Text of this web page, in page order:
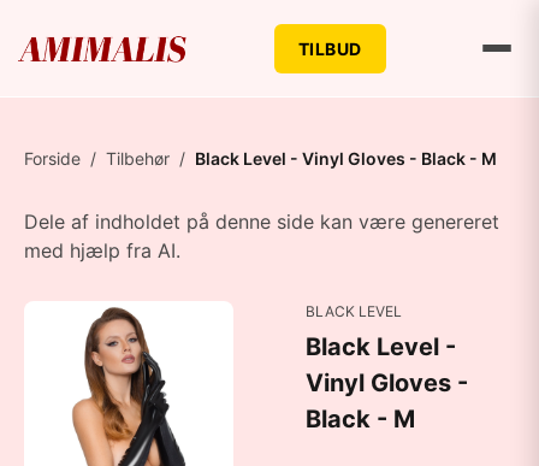
TILBUD
Forside / Tilbehør / Black Level - Vinyl Gloves - Black - M
Dele af indholdet på denne side kan være genereret
med hjælp fra AI.
BLACK LEVEL
Black Level -
Vinyl Gloves -
Black - M